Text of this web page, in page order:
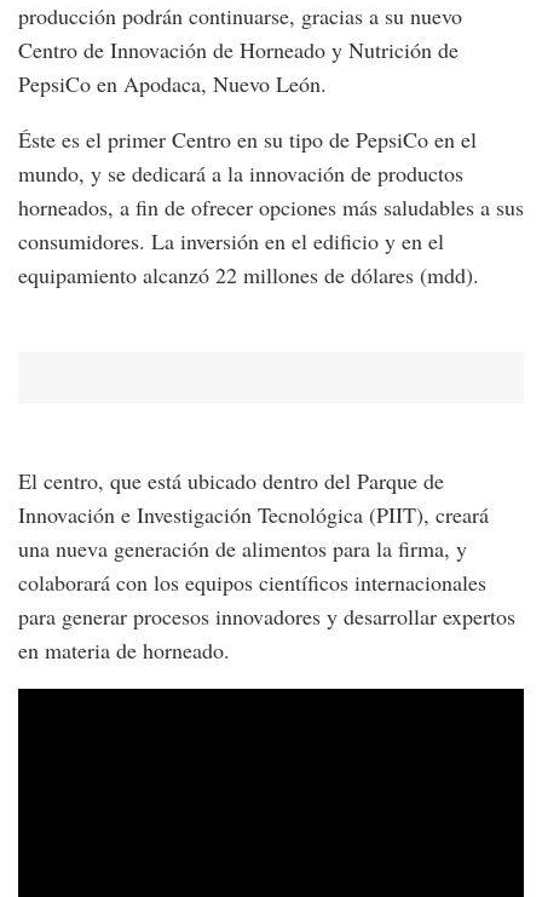
producción podrán continuarse, gracias a su nuevo
Centro de Innovación de Horneado y Nutrición de
PepsiCo en Apodaca, Nuevo León.
Éste es el primer Centro en su tipo de PepsiCo en el
mundo, y se dedicará a la innovación de productos
horneados, a fin de ofrecer opciones más saludables a sus
consumidores. La inversión en el edificio y en el
equipamiento alcanzó 22 millones de dólares (mdd).
El centro, que está ubicado dentro del Parque de
Innovación e Investigación Tecnológica (PIIT), creará
una nueva generación de alimentos para la firma, y
colaborará con los equipos científicos internacionales
para generar procesos innovadores y desarrollar expertos
en materia de horneado.